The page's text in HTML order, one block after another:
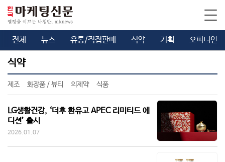
전체 뉴스 유통/직접판매 식약 기획 오피니언
식약
제조 화장품 / 뷰티 의제약 식품
LG생활건강, ‘더후 환유고 APEC 리미티드 에
디션’ 출시
2026.01.07